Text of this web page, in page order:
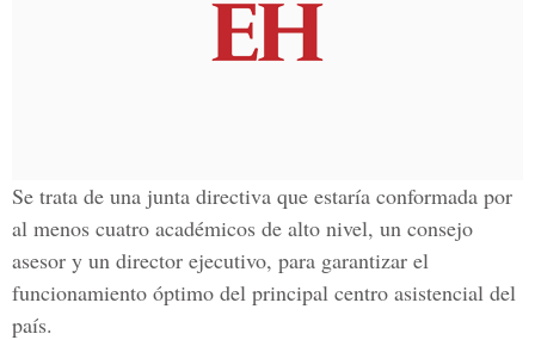
Se trata de una junta directiva que estaría conformada por
al menos cuatro académicos de alto nivel, un consejo
asesor y un director ejecutivo, para garantizar el
funcionamiento óptimo del principal centro asistencial del
país.